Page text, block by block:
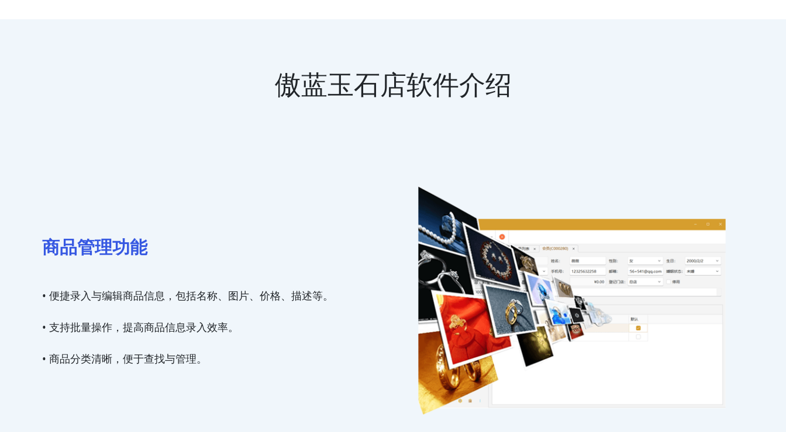
傲蓝玉石店软件介绍
商品管理功能
• 便捷录入与编辑商品信息，包括名称、图片、价格、描述等。
• 支持批量操作，提高商品信息录入效率。
• 商品分类清晰，便于查找与管理。